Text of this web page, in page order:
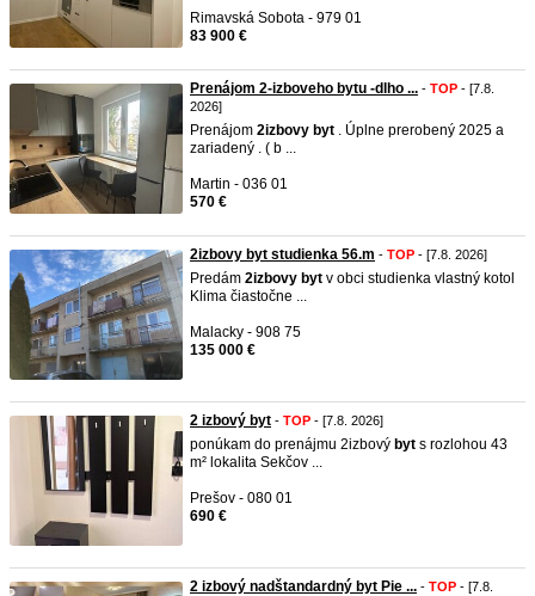
Rimavská Sobota - 979 01
83 900 €
Prenájom 2-izboveho bytu -dlho ... - TOP - [7.8.
2026]
Prenájom 2izbovy byt . Úplne prerobený 2025 a
zariadený . ( b ...
Martin - 036 01
570 €
2izbovy byt studienka 56.m - TOP - [7.8. 2026]
Predám 2izbovy byt v obci studienka vlastný kotol
Klima čiastočne ...
Malacky - 908 75
135 000 €
2 izbový byt - TOP - [7.8. 2026]
ponúkam do prenájmu 2izbový byt s rozlohou 43
m² lokalita Sekčov ...
Prešov - 080 01
690 €
2 izbový nadštandardný byt Pie ... - TOP - [7.8.